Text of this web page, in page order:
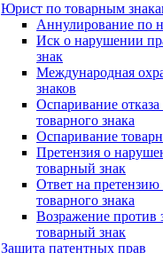
Юрист по товарным
Аннулирование по
Иск о нарушении
знак
Международная
знаков
Оспаривание
товарного знака
Оспаривание
Претензия о
товарный знак
Ответ на претензию
товарного знака
Возражение против
товарный знак
Защита патентных прав